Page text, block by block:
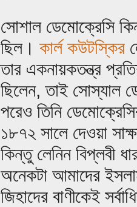
সোশাল ডেমোক্রেসি
ছিল।কার্ল কউটস্কির
তার একনায়কতন্ত্র
ছিলেন, তাই সোস্যাল
পরেও তিনি
১৮৭২ সালে দেওয়া
কিন্তু লেনিন বিপ্লবী
অনেকটা আমাদের
জিহাদের বাণীকেই